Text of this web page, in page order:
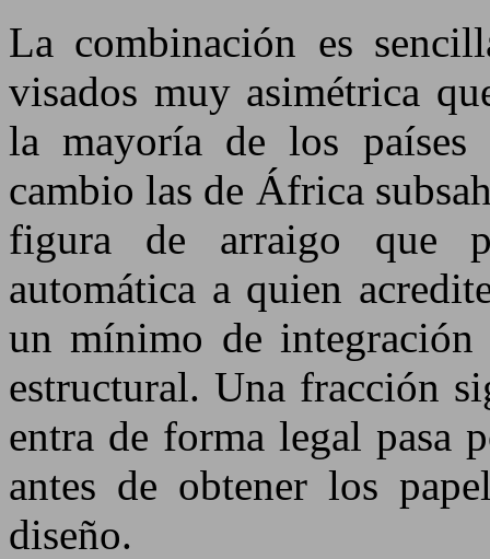
La combinación es
visados muy asimétrica
la mayoría de los países
cambio las de África
figura de arraigo que
automática a quien
un mínimo de
estructural. Una fracción
entra de forma legal pasa
antes de obtener los
diseño.